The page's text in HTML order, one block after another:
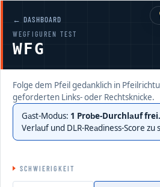
← DASHBOARD
WEGFIGUREN TEST
WFG
Folge dem Pfeil gedanklich in
geforderten Links- oder Rechtsknicke.
Gast-Modus: 1 Probe-Durchlauf frei.
Verlauf und DLR-Readiness-Score zu
SCHWIERIGKEIT
1 / 54
R
1 2 3
5 6
Level
Aufgaben
Quote